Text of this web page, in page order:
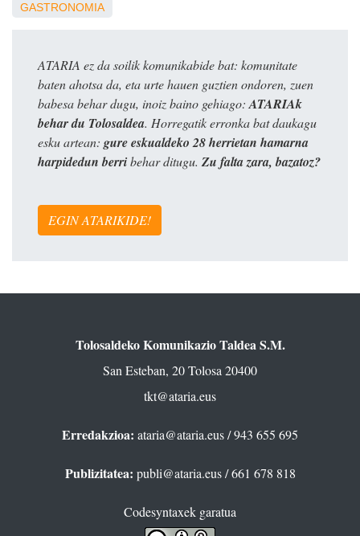
GASTRONOMIA
ATARIA ez da soilik komunikabide bat: komunitate
baten ahotsa da, eta urte hauen guztien ondoren, zuen
babesa behar dugu, inoiz baino gehiago:ATARIAk
behar du Tolosaldea. Horregatik erronka bat daukagu
esku artean: gure eskualdeko 28 herrietan hamarna
harpidedun berribehar ditugu. Zu falta zara, bazatoz?
EGIN ATARIKIDE!
Tolosaldeko Komunikazio Taldea S.M.
San Esteban, 20 Tolosa 20400
tkt@ataria.eus
Erredakzioa: ataria@ataria.eus/ 943 655 695
Publizitatea: publi@ataria.eus/ 661 678 818
Codesyntaxek garatua